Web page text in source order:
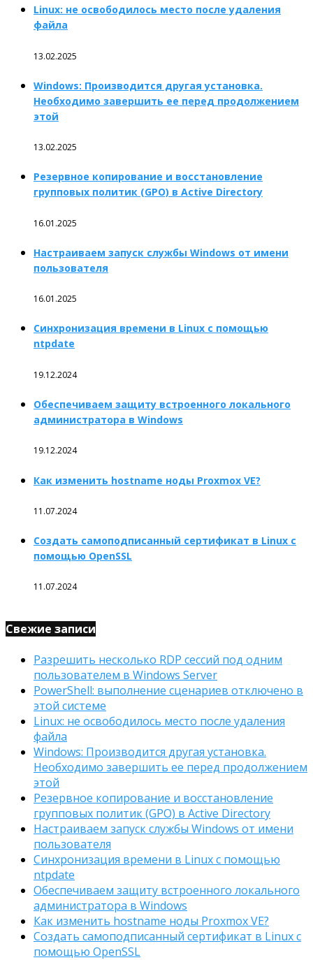
Linux: не освободилось место после удаления
файла
13.02.2025
Windows: Производится другая установка.
Необходимо завершить ее перед продолжением
этой
13.02.2025
Резервное копирование и восстановление
групповых политик (GPO) в Active Directory
16.01.2025
Настраиваем запуск службы Windows от имени
пользователя
16.01.2025
Синхронизация времени в Linux с помощью
ntpdate
19.12.2024
Обеспечиваем защиту встроенного локального
администратора в Windows
19.12.2024
Как изменить hostname ноды Proxmox VE?
11.07.2024
Создать самоподписанный сертификат в Linux с
помощью OpenSSL
11.07.2024
Свежие записи
Разрешить несколько RDP сессий под одним
пользователем в Windows Server
PowerShell: выполнение сценариев отключено в
этой системе
Linux: не освободилось место после удаления
файла
Windows: Производится другая установка.
Необходимо завершить ее перед продолжением
этой
Резервное копирование и восстановление
групповых политик (GPO) в Active Directory
Настраиваем запуск службы Windows от имени
пользователя
Синхронизация времени в Linux с помощью
ntpdate
Обеспечиваем защиту встроенного локального
администратора в Windows
Как изменить hostname ноды Proxmox VE?
Создать самоподписанный сертификат в Linux с
помощью OpenSSL